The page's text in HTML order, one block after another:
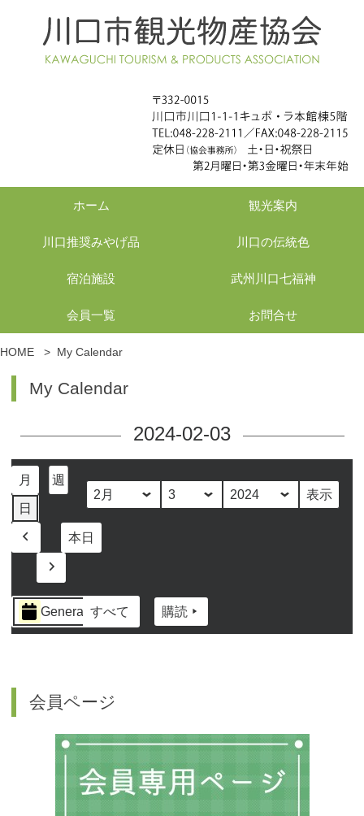
ホーム 観光案内
川口推奨みやげ品 川口の伝統色
宿泊施設 武州川口七福神
会員一覧 お問合せ
HOME > My Calendar
My Calendar
2024-02-03
月 週
日 月
日
年
本日
へ
イ
ベ
General すべて 購読
会員ページ